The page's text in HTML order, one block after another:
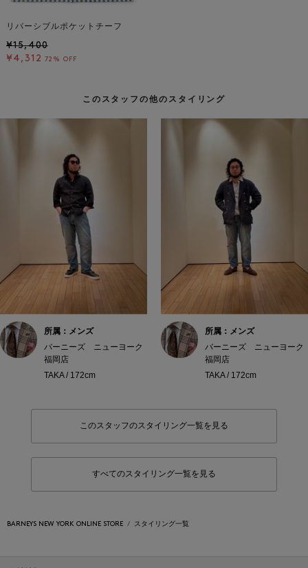
リバーシブルポケットチーフ
¥15,400
¥4,312 72% OFF
このスタッフの他のスタイリング
所属：メンズ
バーニーズ ニューヨーク
福岡店
TAKA / 172cm
所属：メンズ
バーニーズ ニューヨーク
福岡店
TAKA / 172cm
このスタッフのスタイリング一覧を見る
すべてのスタイリング一覧を見る
BARNEYS NEW YORK ONLINE STORE スタイリング一覧